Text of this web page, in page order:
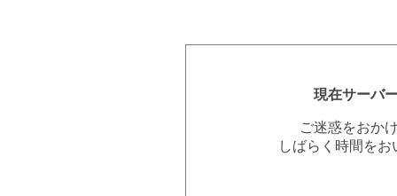
現在サーバ
ご迷惑をおか
しばらく時間を